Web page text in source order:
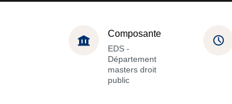
Composante
EDS -
Département
masters droit
public